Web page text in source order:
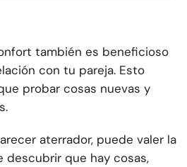
también es beneficioso
con tu pareja. Esto
probar cosas nuevas y
aterrador, puede valer la
descubrir que hay cosas,